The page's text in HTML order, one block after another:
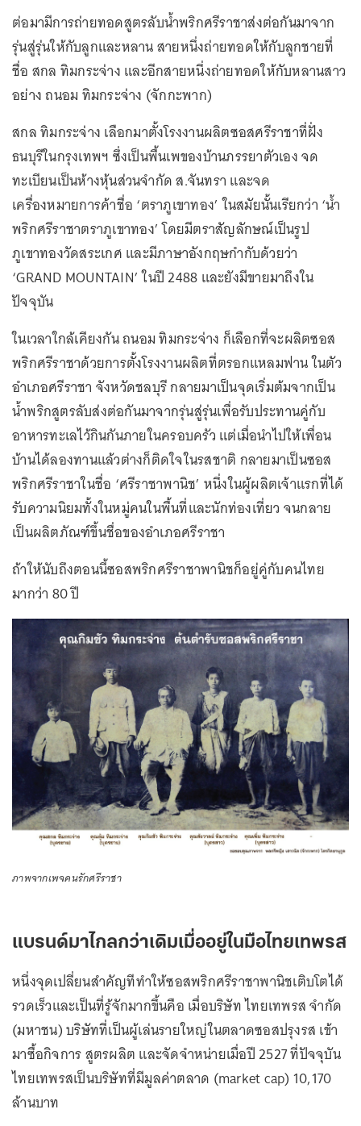
ต่อมามีการถ่ายทอดสูตรลับน้ำพริกศรีราชาส่งต่อกันมาจาก
รุ่นสู่รุ่นให้กับลูกและหลาน สายหนึ่งถ่ายทอดให้กับลูกชายที่
ชื่อ สกล ทิมกระจ่าง และอีกสายหนึ่งถ่ายทอดให้กับหลานสาว
อย่าง ถนอม ทิมกระจ่าง (จักกะพาก)
สกล ทิมกระจ่าง เลือกมาตั้งโรงงานผลิตซอสศรีราชาที่ฝั่ง
ธนบุรีในกรุงเทพฯ ซึ่งเป็นพื้นเพของบ้านภรรยาตัวเอง จด
ทะเบียนเป็นห้างหุ้นส่วนจำกัด ส.จันทรา และจด
เครื่องหมายการค้าชื่อ ‘ตราภูเขาทอง’ ในสมัยนั้นเรียกว่า ‘น้ำ
พริกศรีราชาตราภูเขาทอง’ โดยมีตราสัญลักษณ์เป็นรูป
ภูเขาทองวัดสระเกศ และมีภาษาอังกฤษกำกับด้วยว่า
‘GRAND MOUNTAIN’ ในปี 2488 และยังมีขายมาถึงใน
ปัจจุบัน
ในเวลาใกล้เคียงกัน ถนอม ทิมกระจ่าง ก็เลือกที่จะผลิตซอส
พริกศรีราชาด้วยการตั้งโรงงานผลิตที่ตรอกแหลมฟาน ในตัว
อำเภอศรีราชา จังหวัดชลบุรี กลายมาเป็นจุดเริ่มต้มจากเป็น
น้ำพริกสูตรลับส่งต่อกันมาจากรุ่นสู่รุ่นเพื่อรับประทานคู่กับ
อาหารทะเลไว้กินกันภายในครอบครัว แต่เมื่อนำไปให้เพื่อน
บ้านได้ลองทานแล้วต่างก็ติดใจในรสชาติ กลายมาเป็นซอส
พริกศรีราชาในชื่อ ‘ศรีราชาพานิช’ หนึ่งในผู้ผลิตเจ้าแรกที่ได้
รับความนิยมทั้งในหมู่คนในพื้นที่และนักท่องเที่ยว จนกลาย
เป็นผลิตภัณฑ์ขึ้นชื่อของอำเภอศรีราชา
ถ้าให้นับถึงตอนนี้ซอสพริกศรีราชาพานิชก็อยู่คู่กับคนไทย
มากว่า 80 ปี
ภาพจากเพจคนรักศรีราชา
แบรนด์มาไกลกว่าเดิมเมื่ออยู่ในมือไทยเทพรส
หนึ่งจุดเปลี่ยนสำคัญทีทำให้ซอสพริกศรีราชาพานิชเติบโตได้
รวดเร็วและเป็นที่รู้จักมากขึ้นคือ เมื่อบริษัท ไทยเทพรส จำกัด
(มหาชน) บริษัทที่เป็นผู้เล่นรายใหญ่ในตลาดซอสปรุงรส เข้า
มาซื้อกิจการ สูตรผลิต และจัดจำหน่ายเมื่อปี 2527 ที่ปัจจุบัน
ไทยเทพรสเป็นบริษัทที่มีมูลค่าตลาด (market cap) 10,170
ล้านบาท